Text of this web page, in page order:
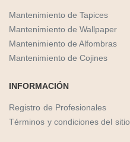
Mantenimiento de Tapices
Mantenimiento de Wallpaper
Mantenimiento de Alfombras
Mantenimiento de Cojines
INFORMACIÓN
Registro de Profesionales
Términos y condiciones del sitio